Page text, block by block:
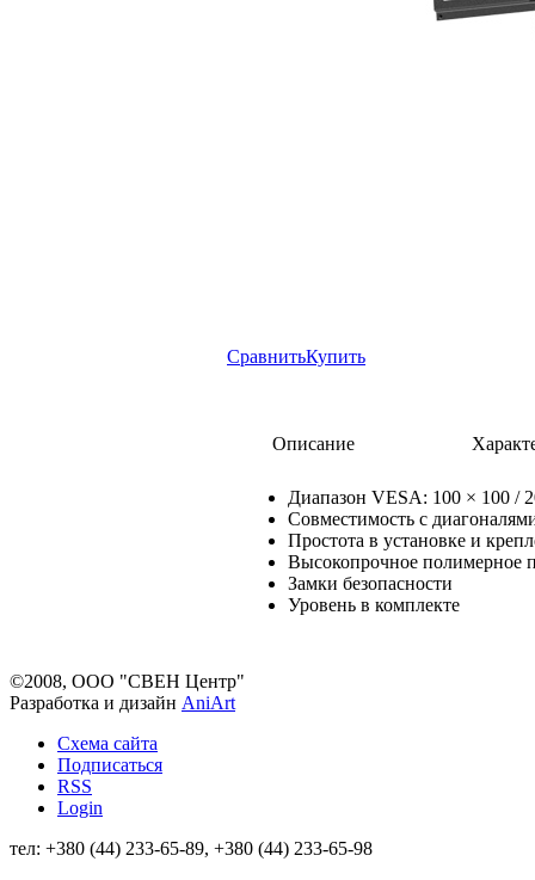
СравнитьКупить
Описание
Диапазон VESA: 100 × 100 /
Совместимость с
Простота в установке и
Высокопрочное полимерное
Замки безопасности
Уровень в комплекте
©2008, ООО "СВЕН Центр"
Разработка и дизайн AniArt
Схема сайта
Подписаться
RSS
Login
тел: +380 (44) 233-65-89, +380 (44) 233-65-98